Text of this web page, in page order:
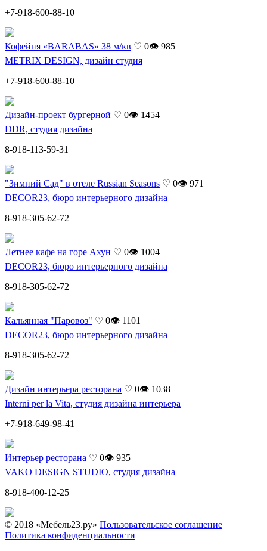
+7-918-600-88-10
Кофейня «BARABAS» 38 м/кв ♡ 0👁 985
METRIX DESIGN, дизайн студия
+7-918-600-88-10
Дизайн-проект бургерной ♡ 0👁 1454
DDR, студия дизайна
8-918-113-59-31
"Зимний Сад" в отеле Russian Seasons ♡ 0👁 971
DECOR23, бюро интерьерного дизайна
8-918-305-62-72
Летнее кафе на горе Ахун ♡ 0👁 1004
DECOR23, бюро интерьерного дизайна
8-918-305-62-72
Кальянная "Паровоз" ♡ 0👁 1101
DECOR23, бюро интерьерного дизайна
8-918-305-62-72
Дизайн интерьера ресторана ♡ 0👁 1038
Interni per la Vita, студия дизайна интерьера
+7-918-649-98-41
Интерьер ресторана ♡ 0👁 935
VAKO DESIGN STUDIO, студия дизайна
8-918-400-12-25
© 2018 «Мебель23.ру» Пользовательское соглашение
Политика конфиденциальности